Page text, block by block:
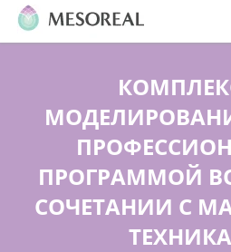
ПРОГРАММОЙ
СОЧЕТАНИИ С